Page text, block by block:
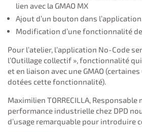
lien avec la GMAO MX
Ajout d’un bouton dans l’application.
Modification d’une fonctionnalité de
Pour l’atelier, l’application No-Code
l’Outillage collectif », fonctionnalité
et en liaison avec une GMAO (certaines
dotées cette fonctionnalité).
Maximilien TORRECILLA,
performance industrielle chez DPD
d’usage remarquable pour introduire